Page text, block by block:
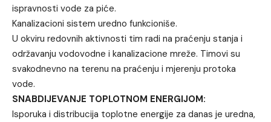
ispravnosti vode za piće.
Kanalizacioni sistem uredno funkcioniše.
U okviru redovnih aktivnosti tim radi na praćenju stanja i
održavanju vodovodne i kanalizacione mreže. Timovi su
svakodnevno na terenu na praćenju i mjerenju protoka
vode.
SNABDIJEVANJE TOPLOTNOM ENERGIJOM:
Isporuka i distribucija toplotne energije za danas je uredna,